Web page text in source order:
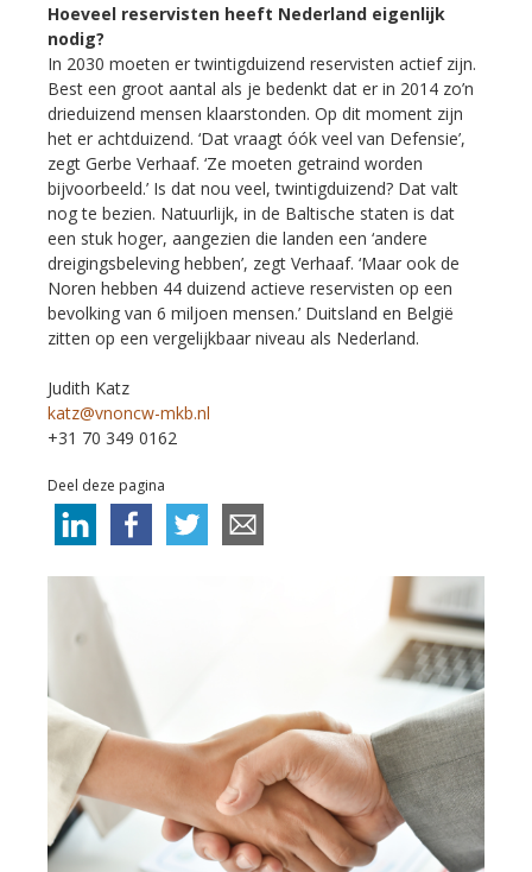
Hoeveel reservisten heeft Nederland eigenlijk
nodig?
In 2030 moeten er twintigduizend reservisten actief zijn.
Best een groot aantal als je bedenkt dat er in 2014 zo’n
drieduizend mensen klaarstonden. Op dit moment zijn
het er achtduizend. ‘Dat vraagt óók veel van Defensie’,
zegt Gerbe Verhaaf. ‘Ze moeten getraind worden
bijvoorbeeld.’ Is dat nou veel, twintigduizend? Dat valt
nog te bezien. Natuurlijk, in de Baltische staten is dat
een stuk hoger, aangezien die landen een ‘andere
dreigingsbeleving hebben’, zegt Verhaaf. ‘Maar ook de
Noren hebben 44 duizend actieve reservisten op een
bevolking van 6 miljoen mensen.’ Duitsland en België
zitten op een vergelijkbaar niveau als Nederland.
Judith Katz
katz@vnoncw-mkb.nl
+31 70 349 0162
Deel deze pagina